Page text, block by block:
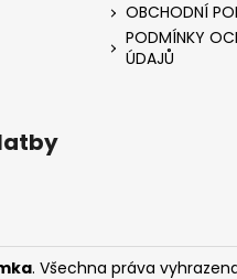
OBCHODNÍ
PODMÍNKY
ÚDAJŮ
. Všechna práva